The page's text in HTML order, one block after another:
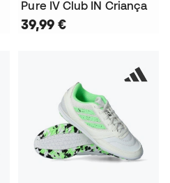
Pure IV Club IN Criança
39,99 €